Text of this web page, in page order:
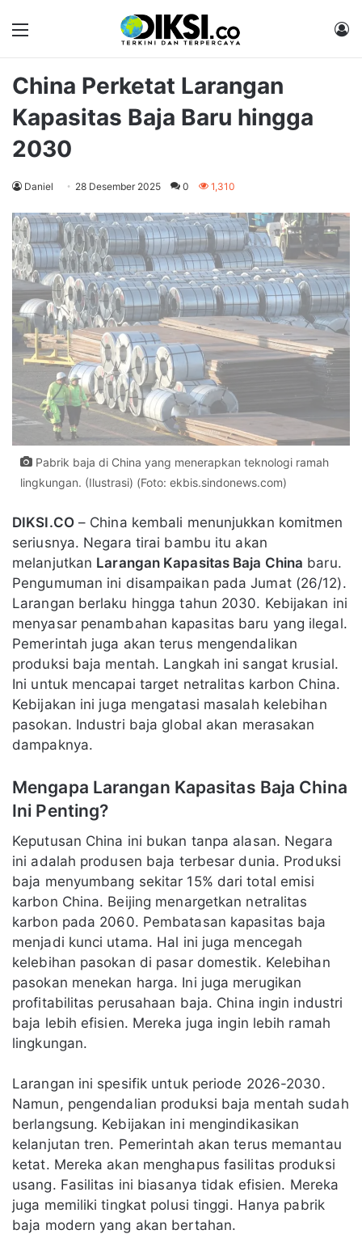
China Perketat Larangan
Kapasitas Baja Baru hingga
2030
Daniel 28 Desember 2025 0 1,310
Pabrik baja di China yang menerapkan teknologi ramah
lingkungan. (Ilustrasi) (Foto: ekbis.sindonews.com)
DIKSI.CO– China kembali menunjukkan komitmen
seriusnya. Negara tirai bambu itu akan
melanjutkan Larangan Kapasitas Baja China baru.
Pengumuman ini disampaikan pada Jumat (26/12).
Larangan berlaku hingga tahun 2030. Kebijakan ini
menyasar penambahan kapasitas baru yang ilegal.
Pemerintah juga akan terus mengendalikan
produksi baja mentah. Langkah ini sangat krusial.
Ini untuk mencapai target netralitas karbon China.
Kebijakan ini juga mengatasi masalah kelebihan
pasokan. Industri baja global akan merasakan
dampaknya.
Mengapa Larangan Kapasitas Baja China
Ini Penting?
Keputusan China ini bukan tanpa alasan. Negara
ini adalah produsen baja terbesar dunia. Produksi
baja menyumbang sekitar 15% dari total emisi
karbon China. Beijing menargetkan netralitas
karbon pada 2060. Pembatasan kapasitas baja
menjadi kunci utama. Hal ini juga mencegah
kelebihan pasokan di pasar domestik. Kelebihan
pasokan menekan harga. Ini juga merugikan
profitabilitas perusahaan baja. China ingin industri
baja lebih efisien. Mereka juga ingin lebih ramah
lingkungan.
Larangan ini spesifik untuk periode 2026-2030.
Namun, pengendalian produksi baja mentah sudah
berlangsung. Kebijakan ini mengindikasikan
kelanjutan tren. Pemerintah akan terus memantau
ketat. Mereka akan menghapus fasilitas produksi
usang. Fasilitas ini biasanya tidak efisien. Mereka
juga memiliki tingkat polusi tinggi. Hanya pabrik
baja modern yang akan bertahan.